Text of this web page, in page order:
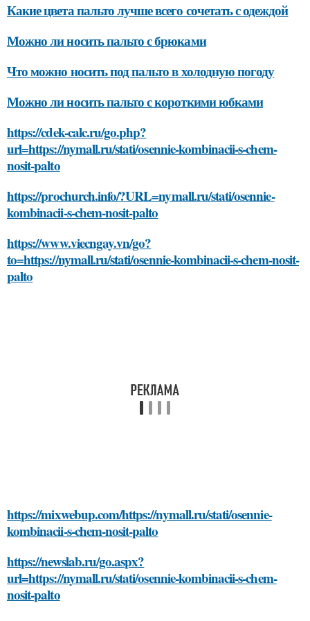
Какие цвета пальто лучше всего сочетать с одеждой
Можно ли носить пальто с брюками
Что можно носить под пальто в холодную погоду
Можно ли носить пальто с короткими юбками
https://cdek-calc.ru/go.php?
url=https://nymall.ru/stati/osennie-kombinacii-s-chem-
nosit-palto
https://prochurch.info/?URL=nymall.ru/stati/osennie-
kombinacii-s-chem-nosit-palto
https://www.viecngay.vn/go?
to=https://nymall.ru/stati/osennie-kombinacii-s-chem-nosit-
palto
https://mixwebup.com/https://nymall.ru/stati/osennie-
kombinacii-s-chem-nosit-palto
https://newslab.ru/go.aspx?
url=https://nymall.ru/stati/osennie-kombinacii-s-chem-
nosit-palto